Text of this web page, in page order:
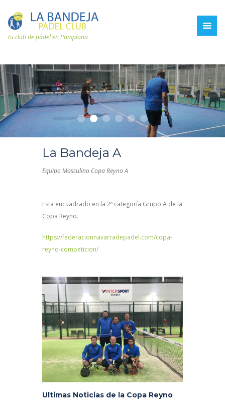
tu club de pádel en Pamplona
La Bandeja A
Equipo Masculino Copa Reyno A
Esta encuadrado en la 2º categoría Grupo A de la
Copa Reyno.
https://federacionnavarradepadel.com/copa-
reyno-competicion/
Ultimas Noticias de la Copa Reyno